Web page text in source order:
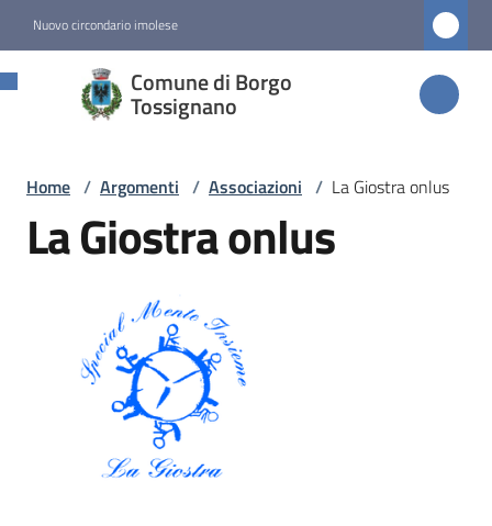
Nuovo circondario imolese
Comune di Borgo
Tossignano
Comune di
Borgo
Amministrazione
Tossignano
Home / Argomenti / Associazioni / La Giostra onlus
La Giostra onlus